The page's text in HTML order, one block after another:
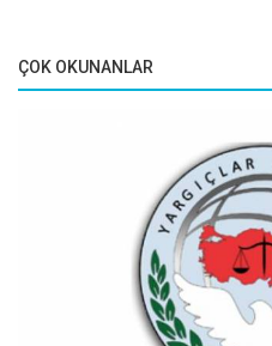
ÇOK OKUNANLAR